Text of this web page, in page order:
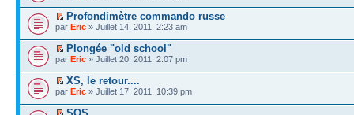
Profondimètre commando russe
par Eric » Juillet 14, 2011, 2:23 am
Plongée "old school"
par Eric » Juillet 20, 2011, 2:07 pm
XS, le retour....
par Eric » Juillet 17, 2011, 10:39 pm